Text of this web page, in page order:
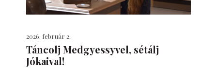
2026. február 2.
Táncolj Medgyessyvel, sétálj
Jókaival!